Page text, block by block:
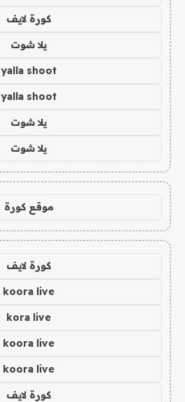
كورة لايف
يلا شوت
yalla shoot
yalla shoot
يلا شوت
يلا شوت
موقع كورة
كورة لايف
koora live
kora live
koora live
koora live
كورة لايف